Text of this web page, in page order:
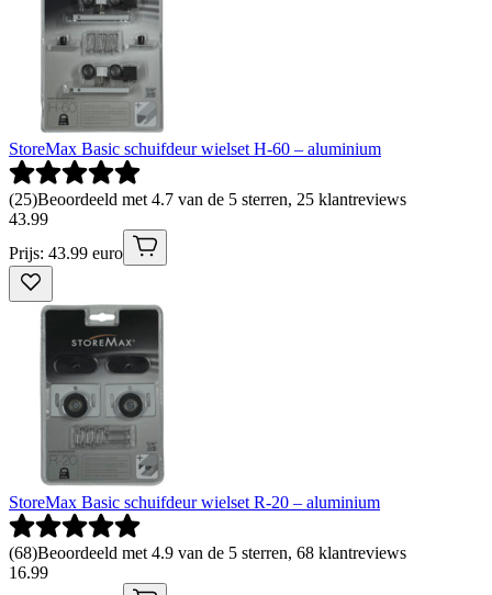
StoreMax Basic schuifdeur wielset H-60 – aluminium
(25)Beoordeeld met 4.7 van de 5 sterren, 25 klantreviews
43.99
Prijs: 43.99 euro
StoreMax Basic schuifdeur wielset R-20 – aluminium
(68)Beoordeeld met 4.9 van de 5 sterren, 68 klantreviews
16.99